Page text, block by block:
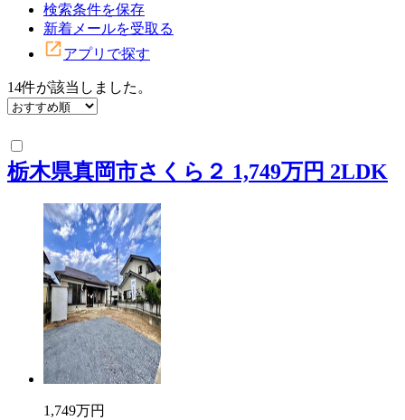
検索条件を保存
新着メールを受取る
アプリで探す
14件が該当しました。
栃木県真岡市さくら２ 1,749万円 2LDK
1,749万円